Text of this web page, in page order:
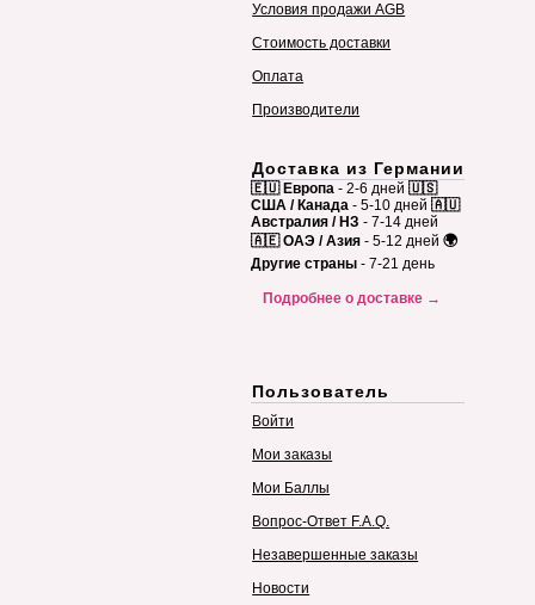
Условия продажи AGB
Стоимость доставки
Оплата
Производители
Доставка из Германии
🇪🇺 Европа - 2-6 дней 🇺🇸
США / Канада - 5-10 дней 🇦🇺
Австралия / НЗ - 7-14 дней
🇦🇪 ОАЭ / Азия - 5-12 дней 🌍
Другие страны - 7-21 день
Подробнее о доставке →
Пользователь
Войти
Мои заказы
Мои Баллы
Вопрос-Ответ F.A.Q.
Незавершенные заказы
Новости